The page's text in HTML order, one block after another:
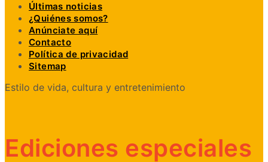
Últimas noticias
¿Quiénes somos?
Anúnciate aquí
Contacto
Política de privacidad
Sitemap
Estilo de vida, cultura y entretenimiento
Ediciones especiales